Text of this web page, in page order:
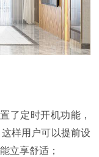
了定时开机功能，
样用户可以提前设
立享舒适；